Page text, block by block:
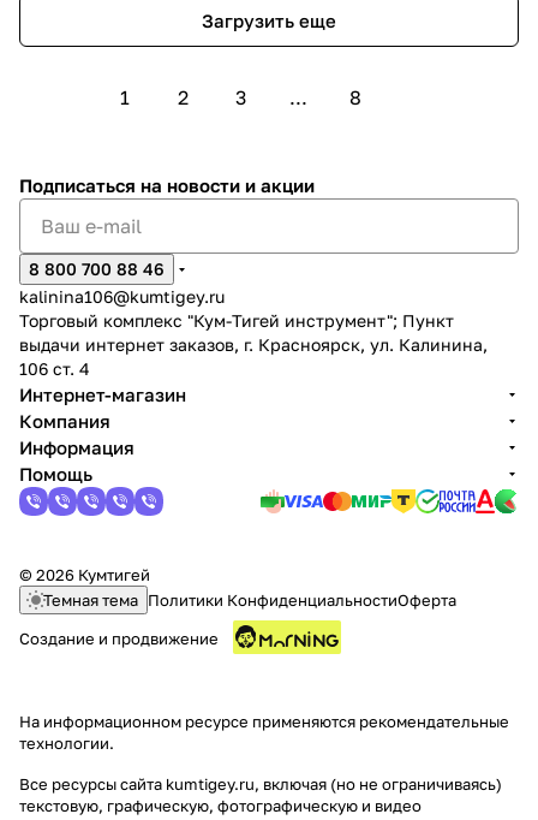
Загрузить еще
1 2 3 ... 8
Подписаться на новости и акции
8 800 700 88 46
kalinina106@kumtigey.ru
Торговый комплекс "Кум-Тигей инструмент"; Пункт
выдачи интернет заказов, г. Красноярск, ул. Калинина,
106 ст. 4
Интернет-магазин
Компания
Информация
Помощь
© 2026 Кумтигей
Темная тема Политики КонфиденциальностиОферта
Создание и продвижение
На информационном ресурсе применяются рекомендательные
технологии.
Все ресурсы сайта kumtigey.ru, включая (но не ограничиваясь)
текстовую, графическую, фотографическую и видео